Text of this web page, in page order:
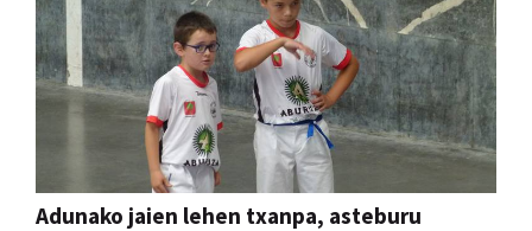
Adunako jaien lehen txanpa, asteburu